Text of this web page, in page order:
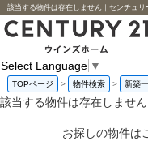
該当する物件は存在しません｜センチュリ
Select Language ▼
TOPページ > 物件検索 > 新築
該当する物件は存在しません
お探しの物件は